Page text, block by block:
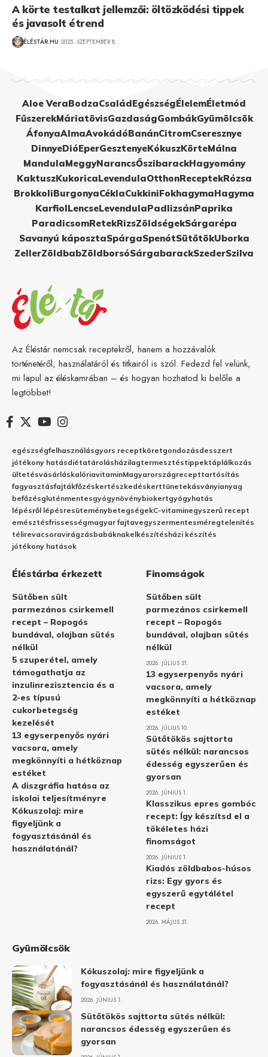
A körte testalkat jellemzői: öltözködési tippek
és javasolt étrend
ÉLÉSTÁR.HU 2025. SZEPTEMBER 8.
Aloe VeraBodzaCsaládEgészségÉlelemÉletmód
FűszerekMáriatövisGazdaságGombákGyümölcsök
ÁfonyaAlmaAvokádóBanánCitromCseresznye
DinnyeDióEperGesztenyeKókuszKörteMálna
MandulaMeggyNarancsŐszibarackHagyomány
KaktuszKukoricaLevendulaOtthonReceptekRózsa
BrokkoliBurgonyaCéklaCukkiniFokhagymaHagyma
KarfiolLencseLevendulaPadlizsánPaprika
ParadicsomRetekRizsZöldségekSárgarépa
Savanyú káposztaSpárgaSpenótSütőtökUborka
ZellerZöldbabZöldborsóSárgabarackSzederSzilva
Az Éléstár nemcsak receptekről, hanem a hozzávalók
történetéről, használatáról és titkairól is szól. Fedezd fel velünk,
mi lapul az éléskamrában – és hogyan hozhatod ki belőle a
legtöbbet!
egészségfelhasználásgyors receptköretgondozásdesszert
jótékony hatásdiétatárolásházilagtermesztéstippektáplálkozás
ültetésvásárláskalóriavitaminMagyarországrecepttartósítás
fagyasztásfajtákfőzéskertészkedéskerttünetekásványianyag
befőzésgluténmentesgyógynövénybiokertgyógyhatás
lépésről lépésresüteménybetegségekC-vitaminegyszerű recept
emésztésfrissességmagyar fajtavegyszermentesméregtelenítés
télirevacsoravirágzásbabáknakelkészítésházi készítés
jótékony hatások
Éléstárba érkezett
Sütőben sült
parmezános csirkemell
recept – Ropogós
bundával, olajban sütés
nélkül
5 szuperétel, amely
támogathatja az
inzulinrezisztencia és a
2-es típusú
cukorbetegség
kezelését
13 egyserpenyős nyári
vacsora, amely
megkönnyíti a hétköznap
estéket
A diszgráfia hatása az
iskolai teljesítményre
Kókuszolaj: mire
figyeljünk a
fogyasztásánál és
használatánál?
Finomságok
Sütőben sült
parmezános csirkemell
recept – Ropogós
bundával, olajban sütés
nélkül
2026. JÚLIUS 31.
13 egyserpenyős nyári
vacsora, amely
megkönnyíti a hétköznap
estéket
2026. JÚLIUS 10.
Sütőtökös sajttorta
sütés nélkül: narancsos
édesség egyszerűen és
gyorsan
2026. JÚNIUS 1.
Klasszikus epres gombóc
recept: Így készítsd el a
tökéletes házi
finomságot
2026. JÚNIUS 1.
Kiadós zöldbabos-húsos
rizs: Egy gyors és
egyszerű egytálétel
recept
2026. MÁJUS 31.
Gyümölcsök
Kókuszolaj: mire figyeljünk a
fogyasztásánál és használatánál?
2026. JÚNIUS 1.
Sütőtökös sajttorta sütés nélkül:
narancsos édesség egyszerűen és
gyorsan